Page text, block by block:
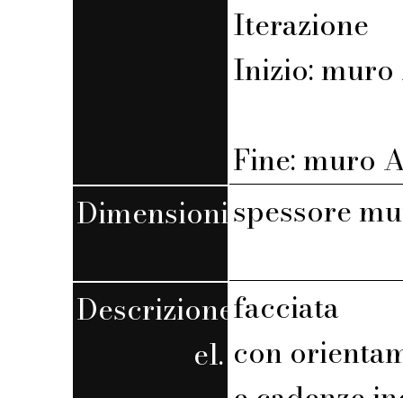
Iterazione
Inizio: muro
Fine: muro
Dimensionispessore
Descrizione
el.
facciata
con